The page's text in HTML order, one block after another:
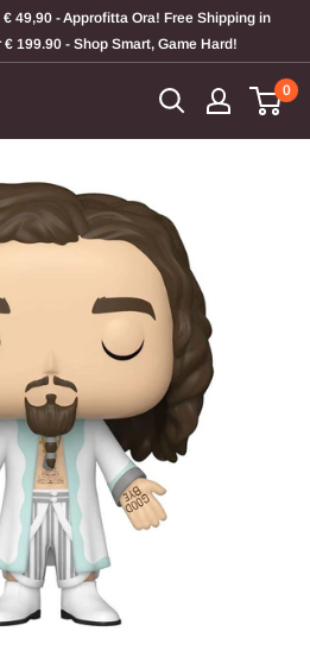
49,90 - Approfitta Ora! Free Shipping in
199.90 - Shop Smart, Game Hard!
0